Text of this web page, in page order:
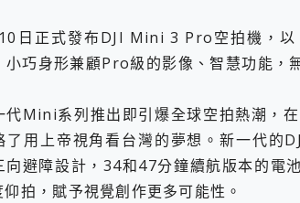
Xiaomi 14 Ultra 開箱 評測~ 有深度的
vivo TWS 3e 真無線藍牙耳機智慧降噪升
MSI Claw 掌機專屬配件包 來囉 完美保護
人像旗艦 vivo V30 系列 開箱 評測! 首搭
一吸完美對位 擁有超強吸力與超好用的隱
OPPO 哈蘇 300mm 專業增距鏡實測：
Motorola edge 70 pro 及 moto g37 power
近八千元的 Soundcore Liberty 5 Pro Max
ASUS Pad 全面應援 Me Time，加碼愛奇
日正式發布DJI Mini 3 Pro空拍機，
巧身形兼顧Pro級的影像、智慧功能，
代Mini系列推出即引爆全球空拍熱潮，
了用上帝視角看台灣的夢想。新一代
向避障設計，34和47分鐘續航版本的電
拍，賦予視覺創作更多可能性。